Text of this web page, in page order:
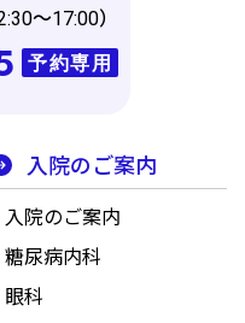
～17:00）
予約専用
入院のご案内
入院のご案内
糖尿病内科
眼科